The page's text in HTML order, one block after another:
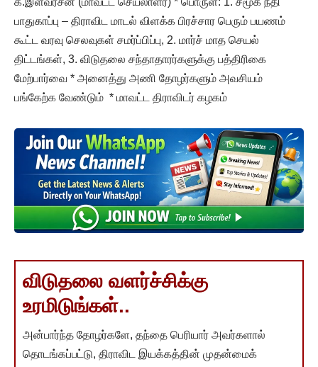
பாதுகாப்பு – திராவிட மாடல் விளக்க பிரச்சார பெரும் பயணம்
கூட்ட வரவு செலவுகள் சமர்ப்பிப்பு, 2. மார்ச் மாத செயல்
திட்டங்கள், 3. விடுதலை சந்தாதாரர்களுக்கு பத்திரிகை
மேற்பார்வை * அனைத்து அணி தோழர்களும் அவசியம்
பங்கேற்க வேண்டும் * மாவட்ட திராவிடர் கழகம்
விடுதலை வளர்ச்சிக்கு
உரமிடுங்கள்..
அன்பார்ந்த தோழர்களே, தந்தை பெரியார் அவர்களால்
தொடங்கப்பட்டு, திராவிட இயக்கத்தின் முதன்மைக்